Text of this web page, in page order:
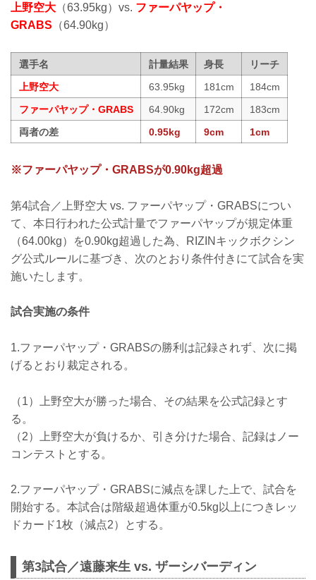
上野空大 （63.95kg）vs. ファーパヤップ・
GRABS （64.90kg）
選手名 計量結果 身長
リーチ
上野空大
63.95kg 181cm
184cm
ファーパヤップ・GRABS
64.90kg 172cm
183cm
両者の差
0.95kg 9cm 1cm
※ファーパヤップ・GRABSが0.90kg超過
第4試合／上野空大 vs. ファーパヤップ・GRABSについ
て、本日行われた公式計量でファーパヤップが規定体重
（64.00kg）を0.90kg超過した為、RIZINキックボクシン
グ公式ルールに基づき、次のとおり条件付きにて試合を実
施いたします。
試合実施の条件
1.ファーパヤップ・GRABSの勝利は記録されず、次に掲
げるとおり裁定される。
（1）上野空大が勝った場合、その結果を公式記録とす
る。
（2）上野空大が負けるか、引き分けた場合、記録はノー
コンテストとする。
2.ファーパヤップ・GRABSに減点を課した上で、試合を
開始する。本試合は階級超過体重が0.5kg以上につきレッ
ドカード1枚（減点2）とする。
第3試合／遠藤来生 vs. ザーシバーディン